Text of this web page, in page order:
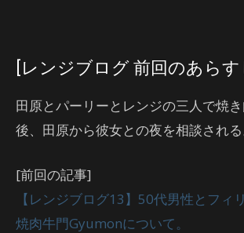
[レンジブログ 前回のあらす
田原とパーリーとレンジの三人で焼
後、田原から彼女との夜を相談される
[前回の記事]
【レンジブログ13】50代男性とフィ
焼肉牛門Gyumonについて。